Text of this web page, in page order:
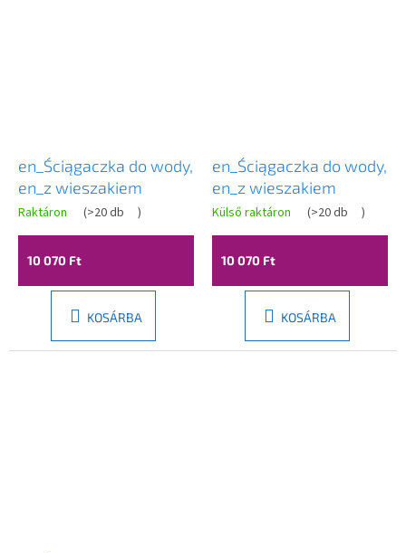
en_Ściągaczka do wody,
en_z wieszakiem
Raktáron (>20 db )
10 070 Ft
KOSÁRBA
en_Ściągaczka do wody,
en_z wieszakiem
Külső raktáron (>20 db )
10 070 Ft
KOSÁRBA